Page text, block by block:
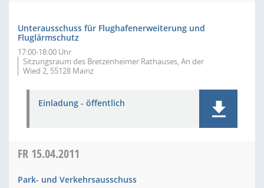
Unterausschuss für Flughafenerweiterung und
Fluglärmschutz
17:00-18:00 Uhr
Sitzungsraum des Bretzenheimer Rathauses, An der
Wied 2, 55128 Mainz
Einladung - öffentlich
FR 15.04.2011
Park- und Verkehrsausschuss